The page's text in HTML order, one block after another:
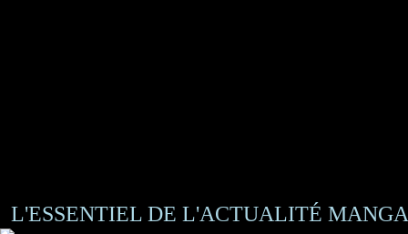
L'ESSENTIEL DE L'ACTUALITÉ